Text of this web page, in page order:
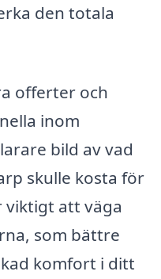
den totala
offerter och
inom
bild av vad
skulle kosta för
viktigt att väga
som bättre
komfort i ditt